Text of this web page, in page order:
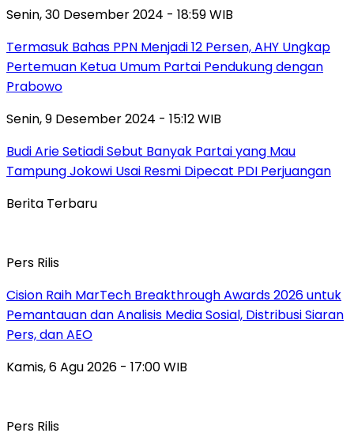
Senin, 30 Desember 2024 - 18:59 WIB
Termasuk Bahas PPN Menjadi 12 Persen, AHY Ungkap
Pertemuan Ketua Umum Partai Pendukung dengan
Prabowo
Senin, 9 Desember 2024 - 15:12 WIB
Budi Arie Setiadi Sebut Banyak Partai yang Mau
Tampung Jokowi Usai Resmi Dipecat PDI Perjuangan
Berita Terbaru
Pers Rilis
Cision Raih MarTech Breakthrough Awards 2026 untuk
Pemantauan dan Analisis Media Sosial, Distribusi Siaran
Pers, dan AEO
Kamis, 6 Agu 2026 - 17:00 WIB
Pers Rilis